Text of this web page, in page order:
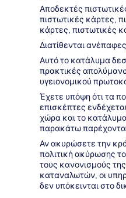
Αποδεκτές
πιστωτικές κάρτες,
κάρτες, πιστωτικές
Διατίθενται
Αυτό το κατάλυμα
πρακτικές
υγειονομικού
Έχετε υπόψη ότι τα
επισκέπτες
χώρα και το
παρακάτω
Αν ακυρώσετε την
πολιτική ακύρωσης
τους κανονισμούς
καταναλωτών, οι
δεν υπόκεινται στο